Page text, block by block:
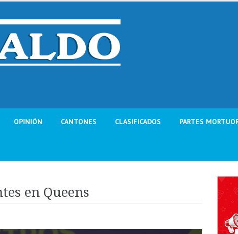
OPINIÓN CANTONES CLASIFICADOS PARTES
en Queens